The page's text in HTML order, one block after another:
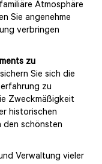
Atmosphäre
Sie angenehme
verbringen
zu
Sie sich die
zu
Zweckmäßigkeit
historischen
den schönsten
Verwaltung vieler